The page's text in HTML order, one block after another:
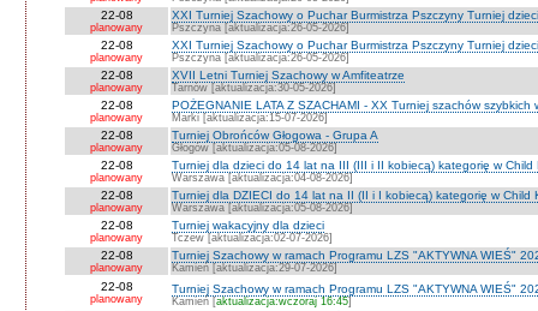
22-08
planowany
XXI Turniej Szachowy o Puchar Burmistrza Pszczyny Turniej
Pszczyna [aktualizacja:26-05-2026]
22-08
planowany
XXI Turniej Szachowy o Puchar Burmistrza Pszczyny Turniej
Pszczyna [aktualizacja:26-05-2026]
22-08
planowany
XVII Letni Turniej Szachowy w Amfiteatrze
Tarnów [aktualizacja:30-05-2026]
22-08
planowany
POŻEGNANIE LATA Z SZACHAMI - XX Turniej szachów szybkich
Marki [aktualizacja:15-07-2026]
22-08
planowany
Turniej Obrońców Głogowa - Grupa A
Głogów [aktualizacja:05-08-2026]
22-08
planowany
Turniej dla dzieci do 14 lat na III (III i II kobiecą) kategorię w Child
Warszawa [aktualizacja:04-08-2026]
22-08
planowany
Turniej dla DZIECI do 14 lat na II (II i I kobiecą) kategorię w Child
Warszawa [aktualizacja:05-08-2026]
22-08
planowany
Turniej wakacyjny dla dzieci
Tczew [aktualizacja:02-07-2026]
22-08
planowany
Turniej Szachowy w ramach Programu LZS "AKTYWNA WIEŚ"
Kamień [aktualizacja:29-07-2026]
22-08
planowany
Turniej Szachowy w ramach Programu LZS "AKTYWNA WIEŚ"
Kamień [aktualizacja:wczoraj 16:45]